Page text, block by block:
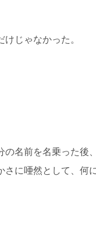
じゃなかった。
の名前を名乗った後
さに唖然として、何